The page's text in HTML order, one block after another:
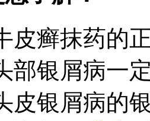
皮癣抹药的
部银屑病一
皮银屑病的